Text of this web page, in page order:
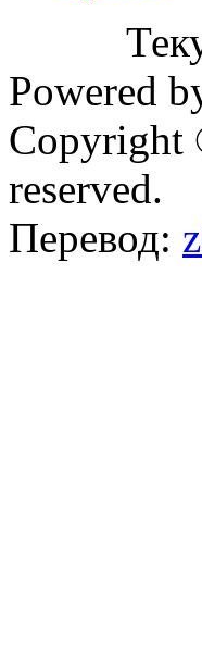
Powered
Copyright
reserved.
Перевод: